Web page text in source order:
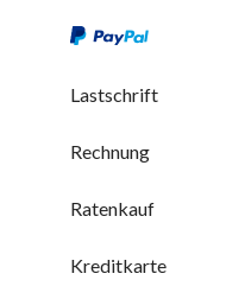
Lastschrift
Rechnung
Ratenkauf
Kreditkarte